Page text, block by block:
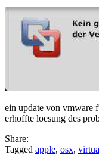
ein update von vmware
erhoffte loesung des
Share:
Tagged apple, osx,